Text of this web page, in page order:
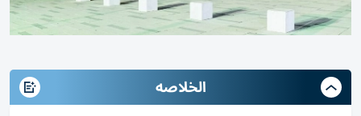
الخلاصه